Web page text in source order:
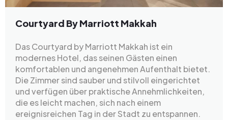
Courtyard By Marriott Makkah
Das Courtyard by Marriott Makkah ist ein
modernes Hotel, das seinen Gästen einen
komfortablen und angenehmen Aufenthalt bietet.
Die Zimmer sind sauber und stilvoll eingerichtet
und verfügen über praktische Annehmlichkeiten,
die es leicht machen, sich nach einem
ereignisreichen Tag in der Stadt zu entspannen.